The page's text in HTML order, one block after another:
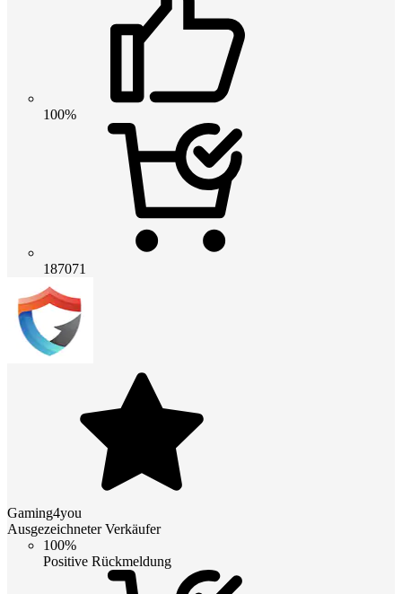
100%
187071
Gaming4you
Ausgezeichneter Verkäufer
100%
Positive Rückmeldung